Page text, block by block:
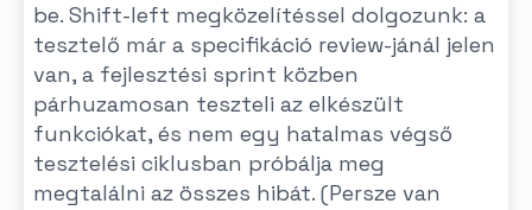
be. Shift-left megközelítéssel dolgozunk: a
tesztelő már a specifikáció review-jánál jelen
van, a fejlesztési sprint közben
párhuzamosan teszteli az elkészült
funkciókat, és nem egy hatalmas végső
tesztelési ciklusban próbálja meg
megtalálni az összes hibát. (Persze van